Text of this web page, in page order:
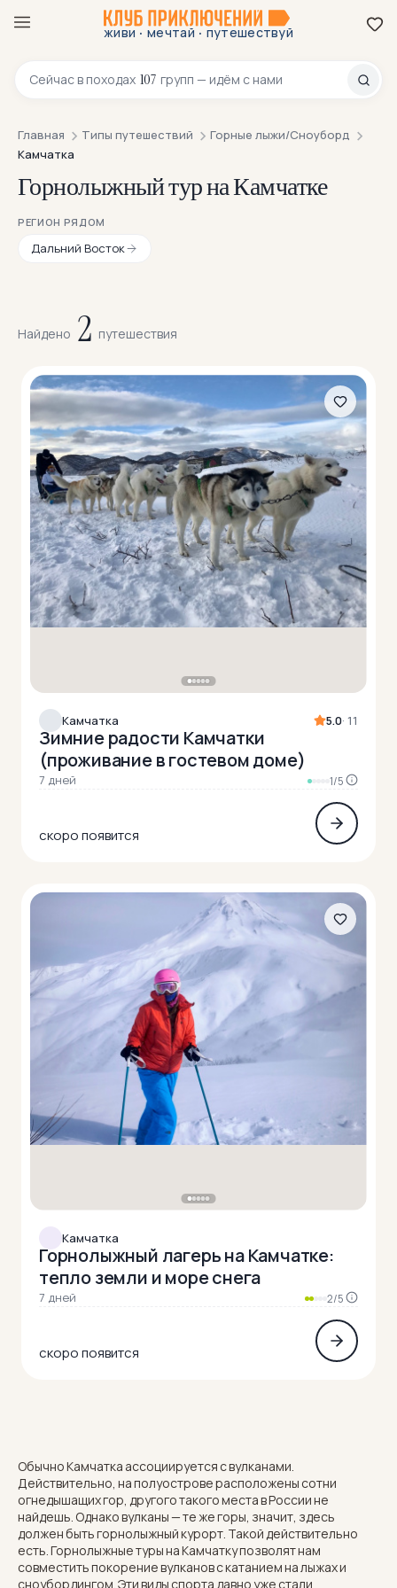
живи · мечтай · путешествуй
Сейчас в походах 107 групп — идём с нами
8 800 200-70-23
Главная Типы путешествий
Горные лыжи/Сноуборд
Камчатка
Горнолыжный тур на Камчатке
РЕГИОН РЯДОМ
Дальний Восток
Найдено 2 путешествия
Камчатка 5.0· 11
Зимние радости Камчатки
(проживание в гостевом доме)
7 дней 1/5
скоро появится
Камчатка
Горнолыжный лагерь на Камчатке:
тепло земли и море снега
7 дней 2/5
скоро появится
ОбычноКамчатка ассоциируется с вулканами.
Действительно, на полуострове расположены сотни
огнедышащих гор, другого такого места в России не
найдешь. Однако вулканы — те же горы, значит, здесь
должен быть горнолыжный курорт. Такой действительно
есть. Горнолыжные туры на Камчатку позволят нам
совместить покорение вулканов с катанием на лыжах и
сноубордингом. Эти виды спорта давно уже стали